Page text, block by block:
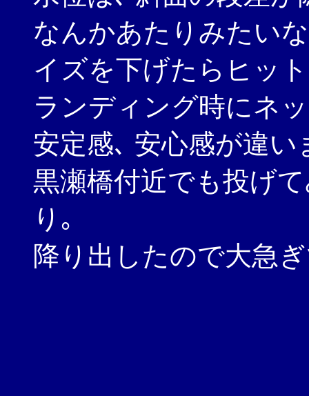
なんかあたりみたい
イズを下げたらヒッ
ランディング時にネ
安定感､ 安心感が違い
黒瀬橋付近でも投げ
り｡
降り出したので大急